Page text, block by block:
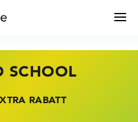
SCHOOL
RABATT
BEI HP
DEALS
JETZT